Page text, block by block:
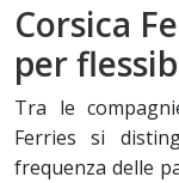
Corsica
per
Tra le
Ferries si
frequenza delle